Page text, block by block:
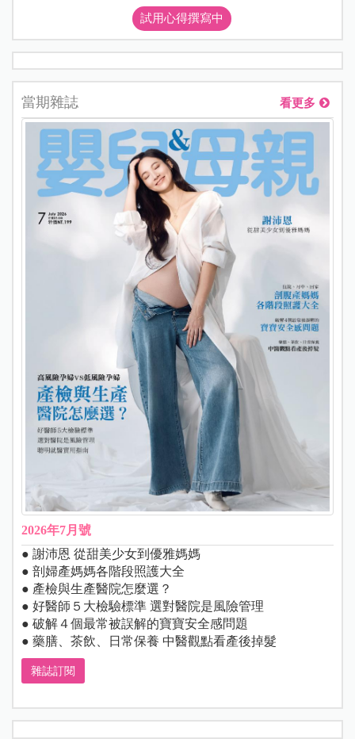
試用心得撰寫中
當期雜誌 看更多
2026年7月號
● 謝沛恩 從甜美少女到優雅媽媽
● 剖婦產媽媽各階段照護大全
● 產檢與生產醫院怎麼選？
● 好醫師５大檢驗標準 選對醫院是風險管理
● 破解４個最常被誤解的寶寶安全感問題
● 藥膳、茶飲、日常保養 中醫觀點看產後掉髮
雜誌訂閱